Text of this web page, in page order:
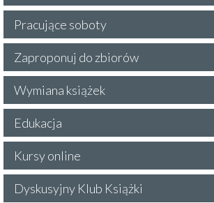
Pracujące soboty
Zaproponuj do zbiorów
Wymiana książek
Edukacja
Kursy online
Dyskusyjny Klub Książki